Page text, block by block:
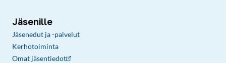
Jäsenille
Jäsenedut ja -palvelut
Kerhotoiminta
Omat jäsentiedot